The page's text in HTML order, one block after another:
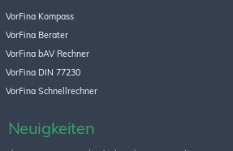
VorFina Kompass
VorFina Berater
VorFina bAV Rechner
VorFina DIN 77230
VorFina Schnellrechner
Neuigkeiten